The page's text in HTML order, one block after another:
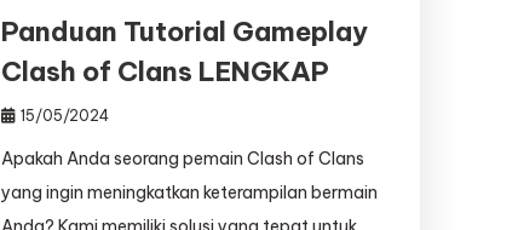
Panduan Tutorial Gameplay
Clash of Clans LENGKAP
15/05/2024
Apakah Anda seorang pemain Clash of Clans
yang ingin meningkatkan keterampilan bermain